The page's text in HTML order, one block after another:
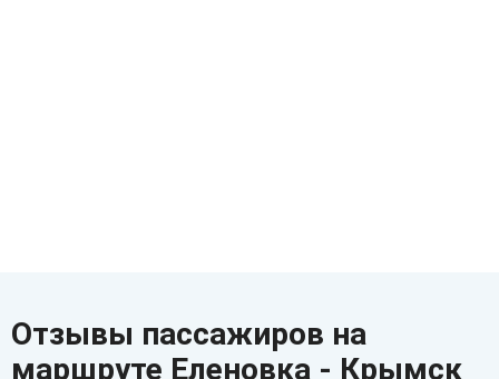
Отзывы пассажиров на
маршруте Еленовка - Крымск